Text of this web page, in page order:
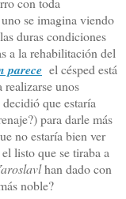
se imagina viendo
duras condiciones
a la rehabilitación del
parece el césped está
realizarse unos
que estaría
para darle más
no estaría bien ver
listo que se tiraba a
han dado con
noble?